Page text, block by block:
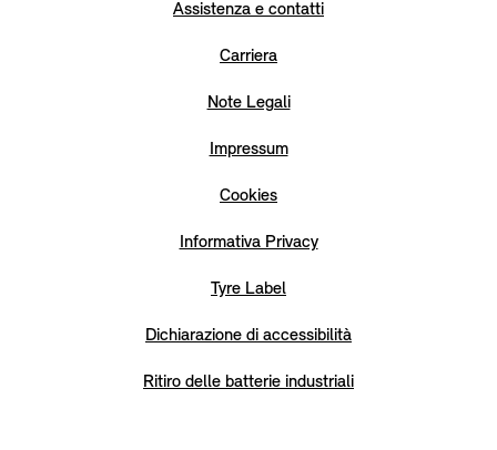
Assistenza e contatti
Carriera
Note Legali
Impressum
Cookies
Informativa Privacy
Tyre Label
Dichiarazione di accessibilità
Ritiro delle batterie industriali